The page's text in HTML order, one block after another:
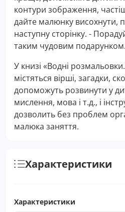
контури зображення,
дайте малюнку висохнути,
наступну сторінку. -
таким чудовим подарунком.
У книзі «Водні
містяться вірші, загадки,
допоможуть розвинути у
мислення, мова і т.д., і
дозволить без проблем
малюка заняття.
Характеристики
Характеристики